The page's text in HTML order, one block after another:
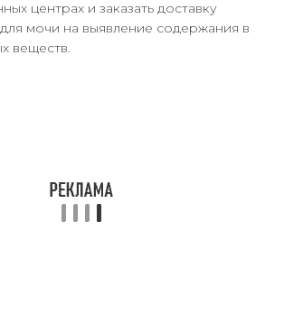
центрах и заказать доставку
мочи на выявление содержания в
веществ.